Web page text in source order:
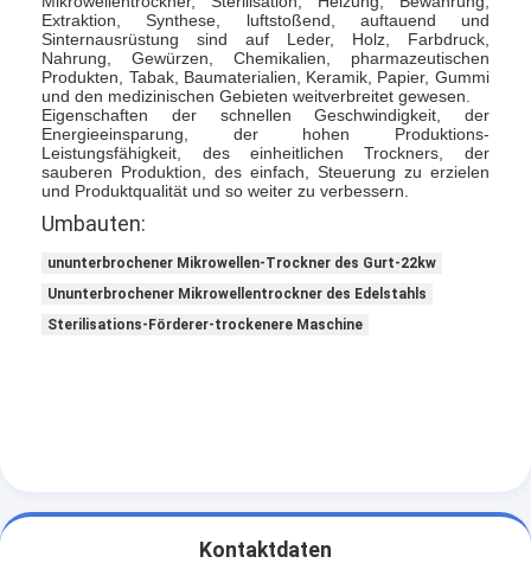
Extraktion, Synthese, luftstoßend, auftauend und
Sinternausrüstung sind auf Leder, Holz, Farbdruck,
Nahrung, Gewürzen, Chemikalien, pharmazeutischen
Produkten, Tabak, Baumaterialien, Keramik, Papier, Gummi
und den medizinischen Gebieten weitverbreitet gewesen.
Eigenschaften der schnellen Geschwindigkeit, der
Energieeinsparung, der hohen Produktions-
Leistungsfähigkeit, des einheitlichen Trockners, der
sauberen Produktion, des einfach, Steuerung zu erzielen
und Produktqualität und so weiter zu verbessern.
Umbauten:
ununterbrochener Mikrowellen-Trockner des Gurt-22kw
Ununterbrochener Mikrowellentrockner des Edelstahls
Sterilisations-Förderer-trockenere Maschine
Kontaktdaten